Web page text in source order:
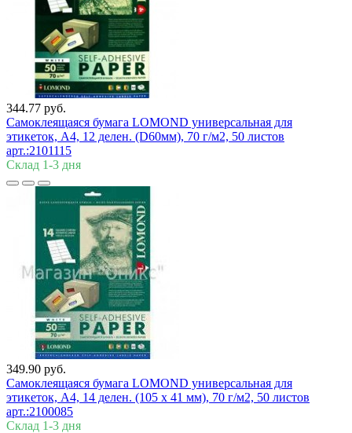
344.77 руб.
Самоклеящаяся бумага LOMOND универсальная для
этикеток, A4, 12 делен. (D60мм), 70 г/м2, 50 листов
арт.:2101115
Склад 1-3 дня
349.90 руб.
Самоклеящаяся бумага LOMOND универсальная для
этикеток, A4, 14 делен. (105 x 41 мм), 70 г/м2, 50 листов
арт.:2100085
Склад 1-3 дня